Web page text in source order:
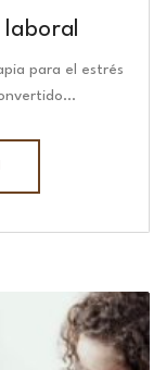
para el estrés